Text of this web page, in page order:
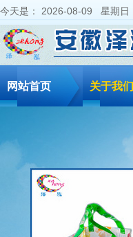
今天是： 2026-08-09 星期日
网站首页 关于我们